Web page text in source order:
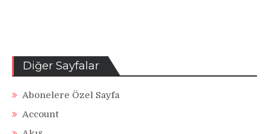
Diğer Sayfalar
Abonelere Özel Sayfa
Account